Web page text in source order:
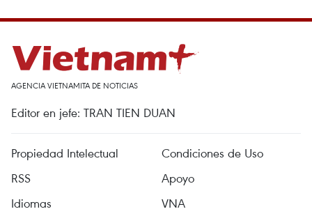
AGENCIA VIETNAMITA DE NOTICIAS
Editor en jefe: TRAN TIEN DUAN
Propiedad Intelectual
Condiciones de Uso
RSS
Apoyo
Idiomas
VNA